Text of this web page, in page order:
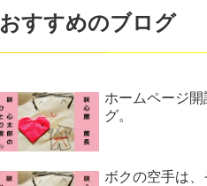
おすすめのブログ
ホームページ開
グ。
ボクの空手は